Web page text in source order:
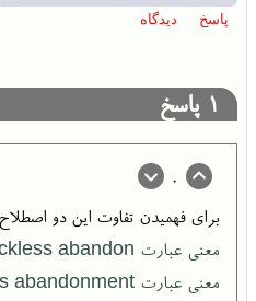
1 پاسخ
0
برای فهمیدن تفاوت این دو
معنی عبارت with reckless abandon
معنی عبارت reckless abandonment